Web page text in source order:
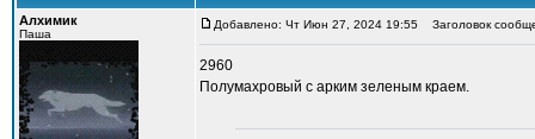
Алхимик
Паша
Добавлено: Чт Июн 27, 2024 19:55 Заголовок
2960
Полумахровый с арким зеленым краем.